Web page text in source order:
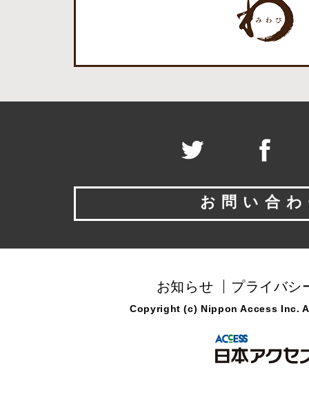
お問い合
お知らせ プライバシ
Copyright (c) Nippon Access Inc.